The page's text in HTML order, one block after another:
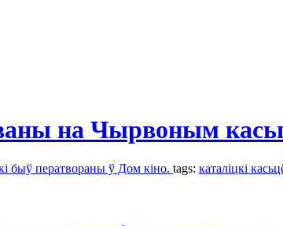
на Чырвоным
быў ператвораны ў Дом кіно. tags: каталіцкі